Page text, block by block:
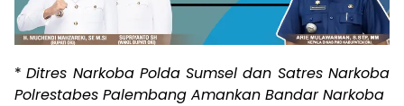
*Ditres Narkoba Polda Sumsel dan Satres Narkoba
Polrestabes Palembang Amankan Bandar Narkoba